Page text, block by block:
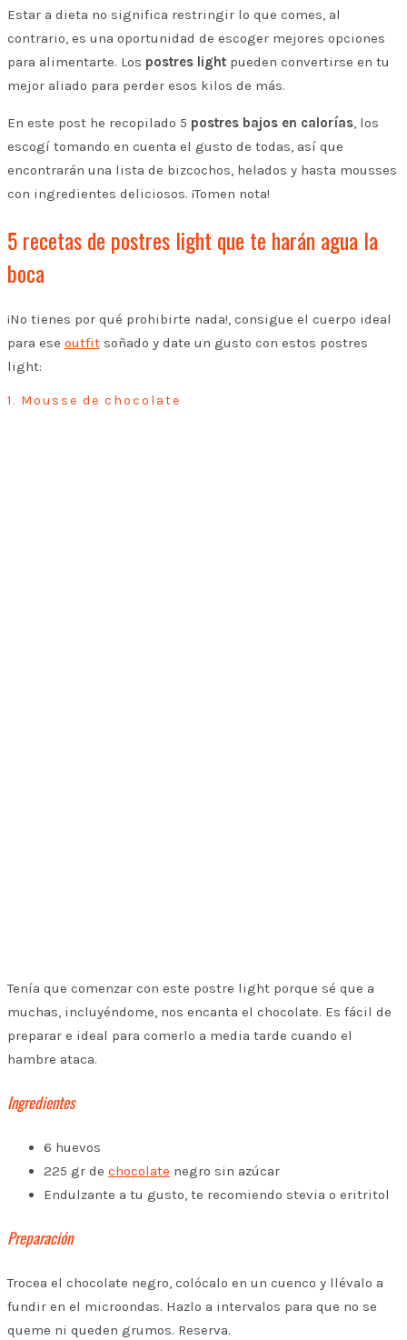
Estar a dieta no significa restringir lo que comes, al
contrario, es una oportunidad de escoger mejores opciones
para alimentarte. Los postres light pueden convertirse en tu
mejor aliado para perder esos kilos de más.
En este post he recopilado 5 postres bajos en calorías, los
escogí tomando en cuenta el gusto de todas, así que
encontrarán una lista de bizcochos, helados y hasta mousses
con ingredientes deliciosos. ¡Tomen nota!
5 recetas de postres light que te harán agua la
boca
¡No tienes por qué prohibirte nada!, consigue el cuerpo ideal
para ese outfit soñado y date un gusto con estos postres
light:
1. Mousse de chocolate
Tenía que comenzar con este postre light porque sé que a
muchas, incluyéndome, nos encanta el chocolate. Es fácil de
preparar e ideal para comerlo a media tarde cuando el
hambre ataca.
Ingredientes
6 huevos
225 gr de chocolate negro sin azúcar
Endulzante a tu gusto, te recomiendo stevia o eritritol
Preparación
Trocea el chocolate negro, colócalo en un cuenco y llévalo a
fundir en el microondas. Hazlo a intervalos para que no se
queme ni queden grumos. Reserva.